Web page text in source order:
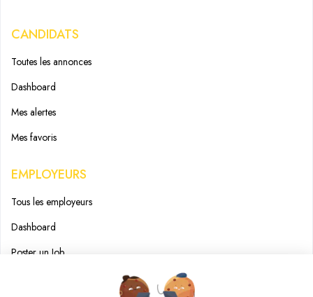
CANDIDATS
Toutes les annonces
Dashboard
Mes alertes
Mes favoris
EMPLOYEURS
Tous les employeurs
Dashboard
Poster un Job